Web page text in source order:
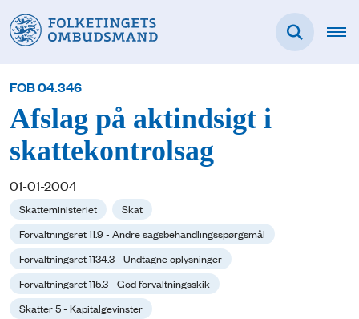
FOB 04.346
Afslag på aktindsigt i
skattekontrolsag
01-01-2004
Skatteministeriet
Skat
Forvaltningsret 11.9 - Andre sagsbehandlingsspørgsmål
Forvaltningsret 1134.3 - Undtagne oplysninger
Forvaltningsret 115.3 - God forvaltningsskik
Skatter 5 - Kapitalgevinster